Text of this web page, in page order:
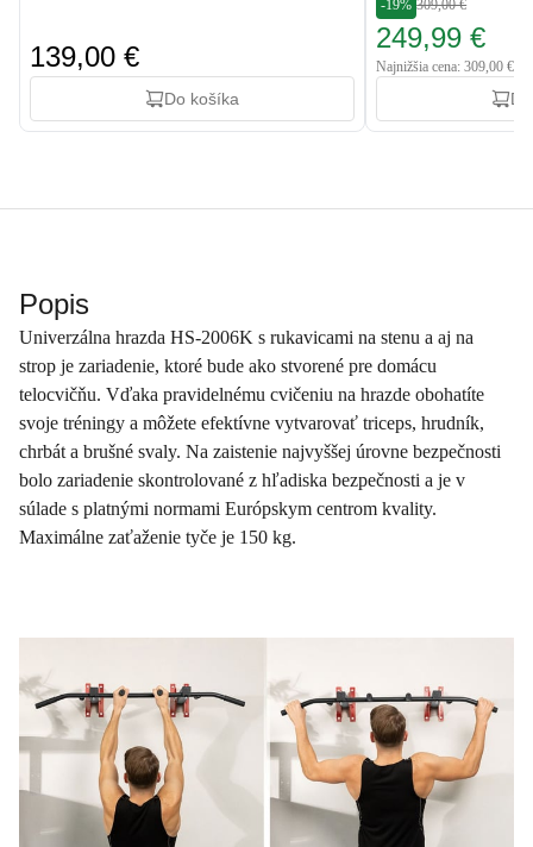
139,00 €
Do košíka
-19% 309,00 €
249,99 €
Najnižšia cena: 309,00 €
Popis
Univerzálna hrazda HS-2006K s rukavicami na stenu a aj na
strop je zariadenie, ktoré bude ako stvorené pre domácu
telocvičňu. Vďaka pravidelnému cvičeniu na hrazde obohatíte
svoje tréningy a môžete efektívne vytvarovať triceps, hrudník,
chrbát a brušné svaly. Na zaistenie najvyššej úrovne bezpečnosti
bolo zariadenie skontrolované z hľadiska bezpečnosti a je v
súlade s platnými normami Európskym centrom kvality.
Maximálne zaťaženie tyče je 150 kg.